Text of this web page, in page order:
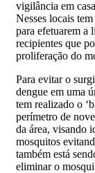
vigilância em
Nesses locais
para efetuarem a
recipientes que
proliferação do
Para evitar o
dengue em uma
tem realizado o
perímetro de
da área, visando
mosquitos
também está
eliminar o